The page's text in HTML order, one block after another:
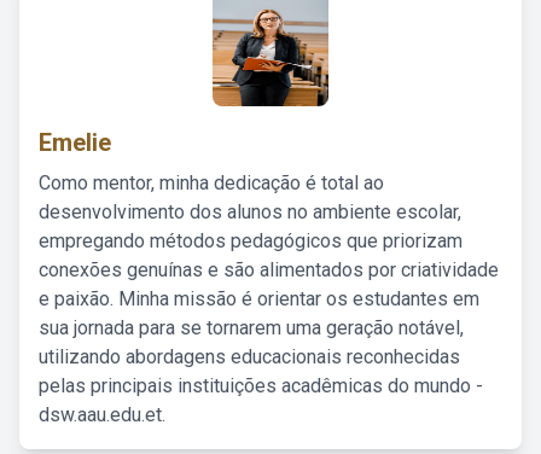
Emelie
Como mentor, minha dedicação é total ao
desenvolvimento dos alunos no ambiente escolar,
empregando métodos pedagógicos que priorizam
conexões genuínas e são alimentados por criatividade
e paixão. Minha missão é orientar os estudantes em
sua jornada para se tornarem uma geração notável,
utilizando abordagens educacionais reconhecidas
pelas principais instituições acadêmicas do mundo -
dsw.aau.edu.et.